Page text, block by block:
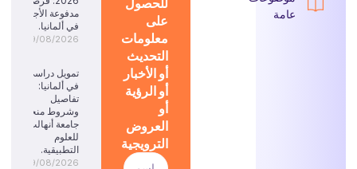
عامة
على
معلومات
التحديث
أو الأخبار
أو الرؤية
أو
العروض
الترويجية
مدفوعة الأجر
في ألمانيا.
09/08/2026
تمويل دراسي
في ألمانيا:
تفاصيل
وشروط منحة
جامعة أنهالت
للعلوم
التطبيقية.
09/08/2026